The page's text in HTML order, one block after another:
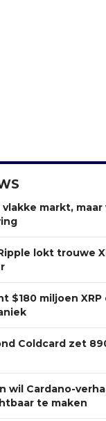
markt, maar
lokt trouwe
$180 miljoen XRP
Coldcard zet
wil Cardano-
te maken